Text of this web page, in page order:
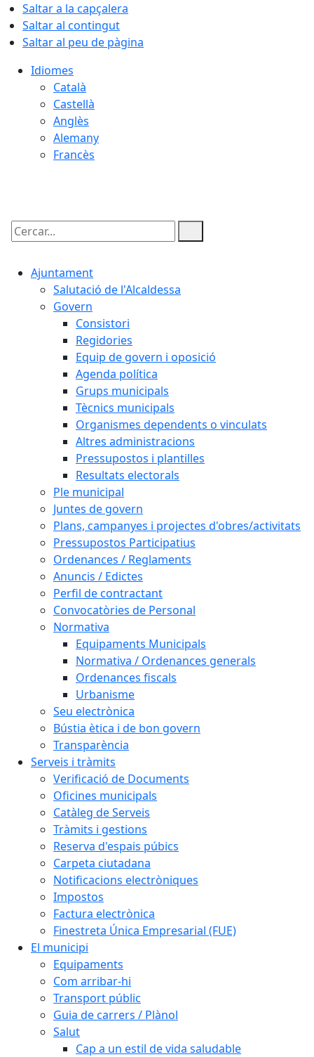
Saltar a la capçalera
Saltar al contingut
Saltar al peu de pàgina
Idiomes
Català
Castellà
Anglès
Alemany
Francès
Cercar:
Ajuntament
Salutació de l'Alcaldessa
Govern
Consistori
Regidories
Equip de govern i oposició
Agenda política
Grups municipals
Tècnics municipals
Organismes dependents o vinculats
Altres administracions
Pressupostos i plantilles
Resultats electorals
Ple municipal
Juntes de govern
Plans, campanyes i projectes d'obres/activitats
Pressupostos Participatius
Ordenances / Reglaments
Anuncis / Edictes
Perfil de contractant
Convocatòries de Personal
Normativa
Equipaments Municipals
Normativa / Ordenances generals
Ordenances fiscals
Urbanisme
Seu electrònica
Bústia ètica i de bon govern
Transparència
Serveis i tràmits
Verificació de Documents
Oficines municipals
Catàleg de Serveis
Tràmits i gestions
Reserva d'espais púbics
Carpeta ciutadana
Notificacions electròniques
Impostos
Factura electrònica
Finestreta Única Empresarial (FUE)
El municipi
Equipaments
Com arribar-hi
Transport públic
Guia de carrers / Plànol
Salut
Cap a un estil de vida saludable